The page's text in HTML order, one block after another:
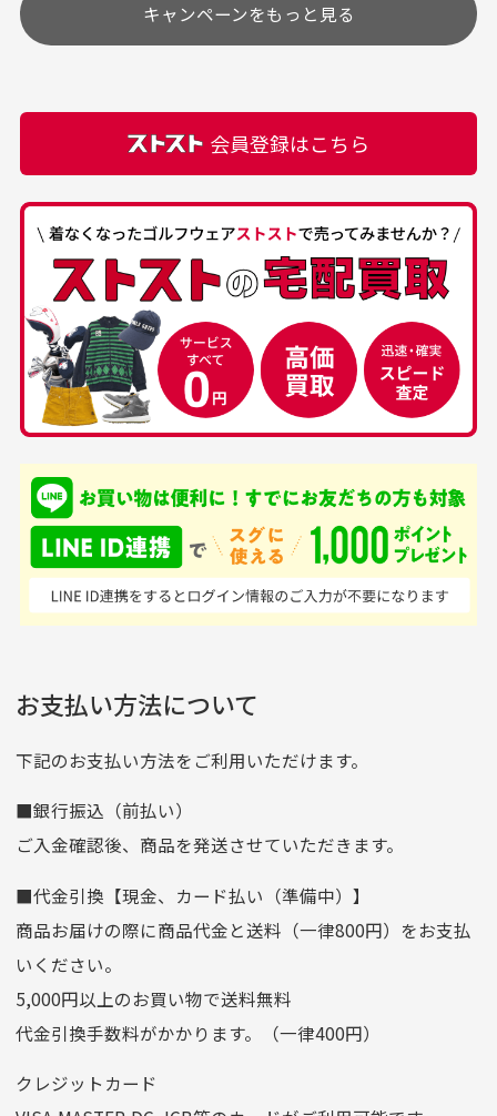
購入できました。状態も
最高でした。
商品をありがとうござい
ます。
30代男性
中古ゴルフウェアの
品揃えがすごい
て、ここまでゴルフブラ
ンドの取り扱いがあるの
はすごい。 毎日たくさ
んの商品がアップされて
いるので新作チェックす
50代男性
安心して中古ウェア
を買えるお店です
品ですが綺麗に梱包され
ており商品を大切にして
いる感が伝わってきまし
た 「フロント部分に汚
れあり」と記載ありまし
[…]
その他の休日につきましてはサイト上にて告知させて
頂きます。
カートの有効時間はありますか？
は自動的にカート内の商品が削除されますのでご注意
下さい。
お気に入り機能をご利用下さい。
付属品について
付属品の記載につきましては、弊社に入荷した時点
ある場合もございます。
経年劣化について
当店では商品の管理には細心の注意を払っておりま
すが、経年により素材の劣化やパーツの強度低下が
生じている場合がございます。
銀行振込（前払い）
入金確認後商品発送となります。
※土曜、日曜、祝日は入金確認及び発送業務は致しておりま
せん。
尚、お振込み手数料はお客様ご負担となります。入金確認後
商品発送となります。
ご注文頂いてから7日以内をお振込み期限とさせ
りますのでご了承くださいませ。
支店名
和歌山支店
口座種別
普通
口座番号
0255557
口座名義
株式会社一条
ゆうちょ銀行
ゆうちょ間
記号
14710
他銀行から
申し込まれた商品と届いた商品が異なっている場合
商品説明に記載されていない汚れやダメージがある商品
の場合
キャンペーンをもっと見る
会員登録はこちら
お支払い方法について
下記のお支払い方法をご利用いただけます。
■銀行振込（前払い）
ご入金確認後、商品を発送させていただきます。
■代金引換【現金、カード払い（準備中）】
商品お届けの際に商品代金と送料（一律800円）をお支払
いください。
5,000円以上のお買い物で送料無料
代金引換手数料がかかります。（一律400円）
クレジットカード